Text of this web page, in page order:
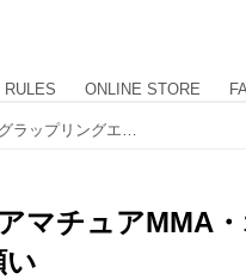
RULES ONLINE STORE
マチュアMMA
い